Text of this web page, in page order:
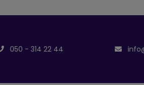
050 - 314 22 44